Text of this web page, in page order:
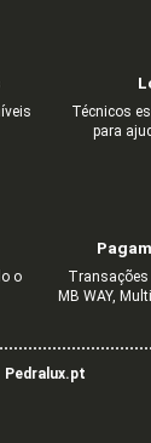
Técnicos
para
o
Transações
MB WAY,
Pedralux.pt